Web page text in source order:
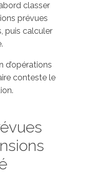
classer
prévues
puis calculer
d’opérations
conteste le